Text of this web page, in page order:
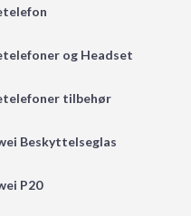
og Headset
tilbehør
Beskyttelseglas
P20